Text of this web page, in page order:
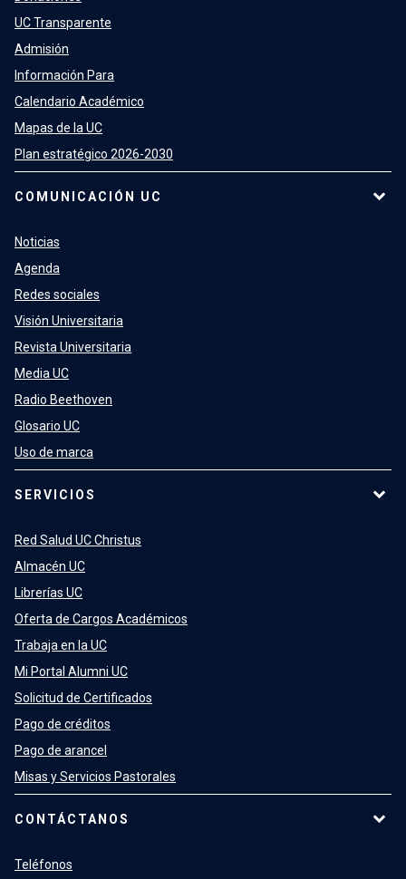
UC Transparente
Admisión
Información Para
Calendario Académico
Mapas de la UC
Plan estratégico 2026-2030
COMUNICACIÓN UC
Noticias
Agenda
Redes sociales
Visión Universitaria
Revista Universitaria
Media UC
Radio Beethoven
Glosario UC
Uso de marca
SERVICIOS
Red Salud UC Christus
Almacén UC
Librerías UC
Oferta de Cargos Académicos
Trabaja en la UC
Mi Portal Alumni UC
Solicitud de Certificados
Pago de créditos
Pago de arancel
Misas y Servicios Pastorales
CONTÁCTANOS
Teléfonos